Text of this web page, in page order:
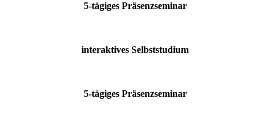
5-tägiges Präsenzseminar
interaktives Selbststudium
5-tägiges Präsenzseminar